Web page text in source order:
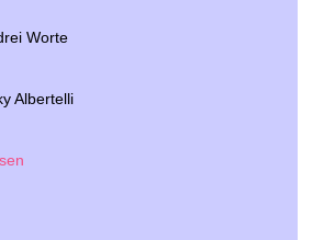
Worte